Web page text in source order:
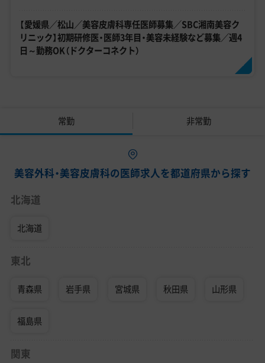
【愛媛県／松山／美容皮膚科専任医師募集／SBC湘南美容ク
リニック】初期研修医・医師3年目・美容未経験など募集／週4
日～勤務OK（ドクターコネクト）
常勤 非常勤
美容外科・美容皮膚科の医師求人を都道府県から探す
北海道
北海道
東北
青森県 岩手県 宮城県 秋田県 山形県
福島県
関東